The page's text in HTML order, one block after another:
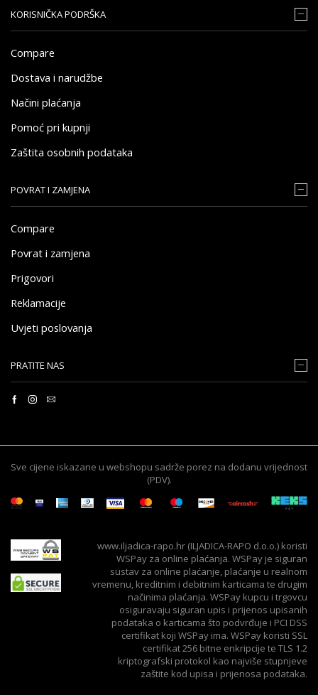
KORISNIČKA PODRŠKA
Compare
Dostava i narudžbe
Načini plaćanja
Pomoć pri kupnji
Zaštita osobnih podataka
POVRAT I ZAMJENA
Compare
Povrat i zamjena
Prigovori
Reklamacije
Uvjeti poslovanja
PRATITE NAS
Sve cijene iskazane u webshopu sadrže porez na dodanu vrijednost
(PDV).
www.iljadica-rapo.hr (ILJADICA-RAPO d.o.o.) koristi
WSPay za online plaćanja. WSPay je siguran
sustav za online plaćanje, plaćanje u realnom
vremenu, kreditnim i debitnim karticama te drugim
načinima plaćanja. WSPay kupcu i trgovcu
osiguravaju siguran upis i prijenos upisanih
podataka o karticama što podvrđuje i PCI DSS
certifikat koji WSPay ima. WSPay koristi SSL
certifikat 256 bitne enkripcije te TLS 1.2
kriptografski protokol kao najviše stupnjeve
zaštite kod upisa i prijenosa podataka.